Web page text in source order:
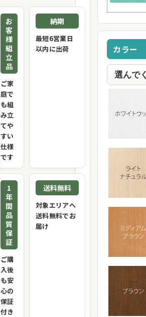
お
客
様
組
立
品
ご家
庭で
も組
み立
てや
すい
仕様
です
納期
最短6営業日
以内に出荷
1
年
間
品
質
保
証
ご購
入後
も安
心の
保証
付き
送料無料
対象エリアへ
送料無料でお
届け
カラー